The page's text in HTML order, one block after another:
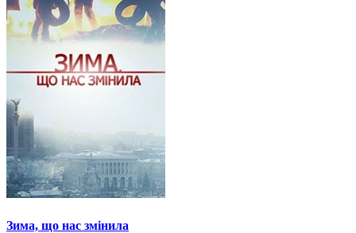
Зима, що нас змінила